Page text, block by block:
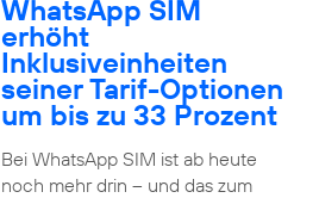
WhatsApp SIM
erhöht
Inklusiveinheiten
seiner Tarif-Optionen
um bis zu 33 Prozent
Bei WhatsApp SIM ist ab heute
noch mehr drin – und das zum